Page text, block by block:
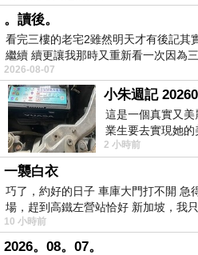
。讀後。
看完三樓的老宅2雖然明天才有後記其
繼續 續更讓我那時又重新看一次因為
有
2026-08-07
這是一個真實又
業生要去實現她
情況下，靠著自我
2 小時前
一襲白衣
巧了，約好的日子 車庫大門打不開 急
場，趕到高鐵左營站恰好 新加坡，我
10 小時前
2026。08。07。